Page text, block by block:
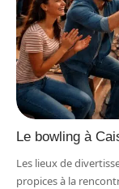
Le bowling à
Les lieux de
propices à la